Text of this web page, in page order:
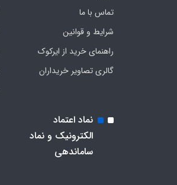
تماس با ما
شرایط و قوانین
راهنمای خرید از ایرکوک
گالری تصاویر خریداران
نماد اعتماد
الکترونیک و نماد
ساماندهی